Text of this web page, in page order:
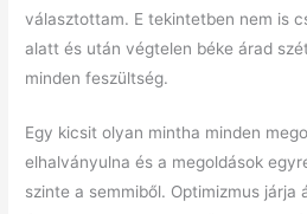
választottam. E tekintetben nem is
alatt és után végtelen béke árad
minden feszültség.
Egy kicsit olyan mintha minden
elhalványulna és a megoldások
szinte a semmiből. Optimizmus járja